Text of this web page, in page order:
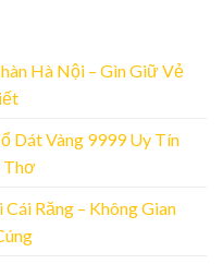
Hà Nội – Gìn Giữ Vẻ
Dát Vàng 9999 Uy Tín
Thơ
Răng – Không Gian